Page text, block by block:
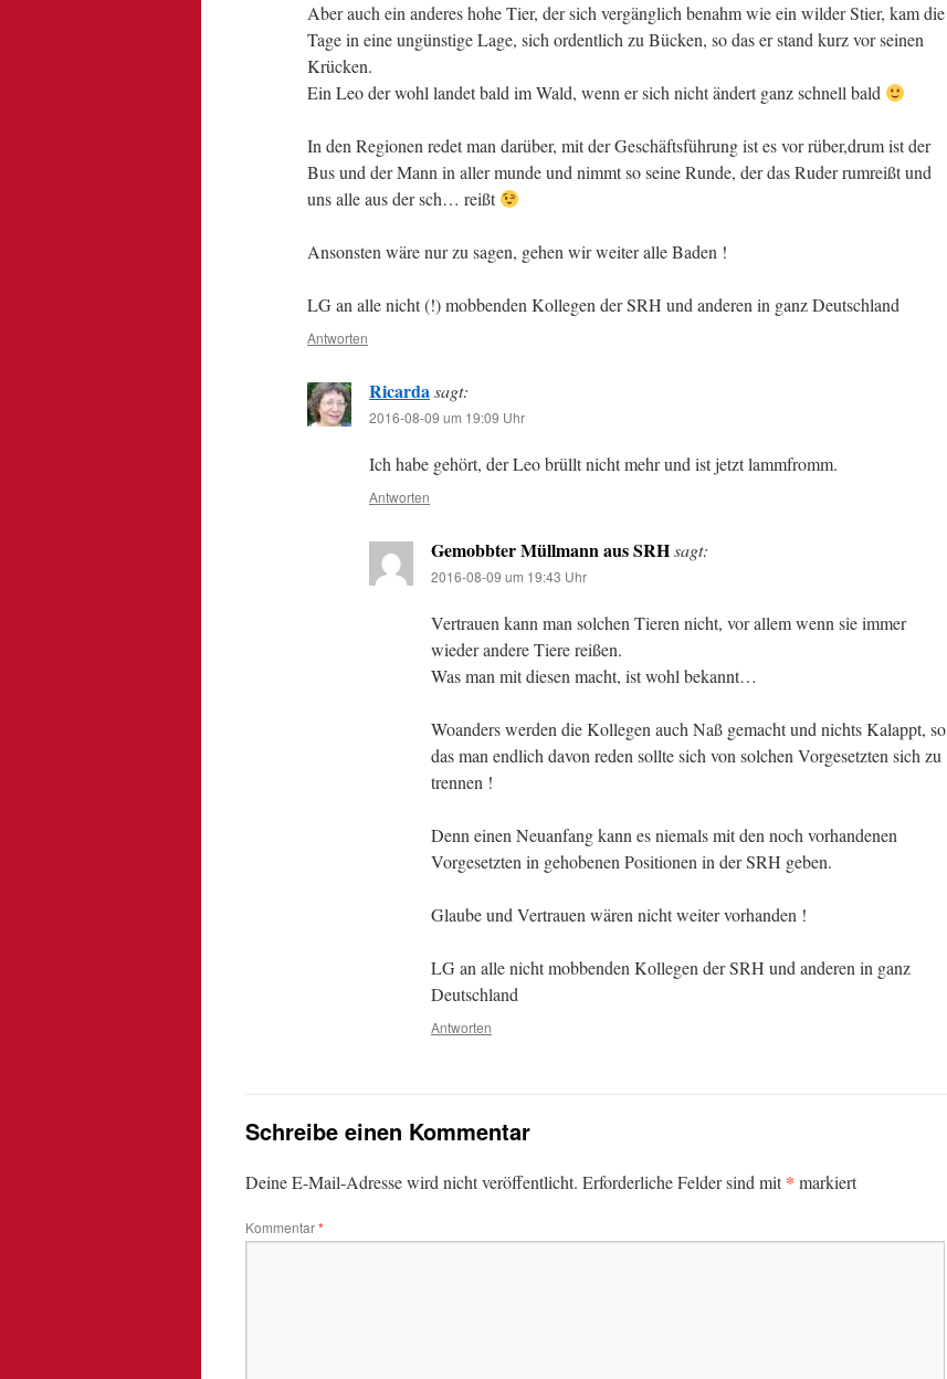
Aber auch ein anderes hohe Tier, der sich vergänglich benahm wie ein wilder Stier, kam die
Tage in eine ungünstige Lage, sich ordentlich zu Bücken, so das er stand kurz vor seinen
Krücken.
Ein Leo der wohl landet bald im Wald, wenn er sich nicht ändert ganz schnell bald
In den Regionen redet man darüber, mit der Geschäftsführung ist es vor rüber,drum ist der
Bus und der Mann in aller munde und nimmt so seine Runde, der das Ruder rumreißt und
uns alle aus der sch… reißt
Ansonsten wäre nur zu sagen, gehen wir weiter alle Baden !
LG an alle nicht (!) mobbenden Kollegen der SRH und anderen in ganz Deutschland
Antworten
Ricardasagt:
2016-08-09 um 19:09 Uhr
Ich habe gehört, der Leo brüllt nicht mehr und ist jetzt lammfromm.
Antworten
Gemobbter Müllmann aus SRHsagt:
2016-08-09 um 19:43 Uhr
Vertrauen kann man solchen Tieren nicht, vor allem wenn sie immer
wieder andere Tiere reißen.
Was man mit diesen macht, ist wohl bekannt…
Woanders werden die Kollegen auch Naß gemacht und nichts Kalappt, so
das man endlich davon reden sollte sich von solchen Vorgesetzten sich zu
trennen !
Denn einen Neuanfang kann es niemals mit den noch vorhandenen
Vorgesetzten in gehobenen Positionen in der SRH geben.
Glaube und Vertrauen wären nicht weiter vorhanden !
LG an alle nicht mobbenden Kollegen der SRH und anderen in ganz
Deutschland
Antworten
Schreibe einen Kommentar
Deine E-Mail-Adresse wird nicht veröffentlicht. Erforderliche Felder sind mit* markiert
Kommentar*